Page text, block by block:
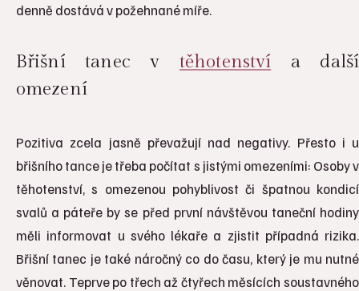
denně dostává v požehnané míře.
Břišní tanec v těhotenství a další
omezení
Pozitiva zcela jasně převažují nad negativy. Přesto i u
břišního tance je třeba počítat s jistými omezeními: Osoby v
těhotenství, s omezenou pohyblivost či špatnou kondicí
svalů a páteře by se před první návštěvou taneční hodiny
měli informovat u svého lékaře a zjistit případná rizika.
Břišní tanec je také náročný co do času, který je mu nutné
věnovat. Teprve po třech až čtyřech měsících soustavného